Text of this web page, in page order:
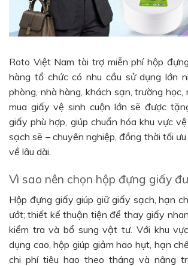
Roto Việt Nam tài trợ miễn phí hộp
hàng tổ chức có nhu cầu sử dụng lớn
phòng, nhà hàng, khách sạn, trường học,
mua giấy vệ sinh cuộn lớn sẽ được
giấy phù hợp, giúp chuẩn hóa khu vực
sạch sẽ – chuyên nghiệp, đồng thời tối
về lâu dài.
Vì sao nên chọn hộp đựng giấy
Hộp đựng giấy giúp giữ giấy sạch, hạn
ướt; thiết kế thuận tiện để thay giấy
kiểm tra và bổ sung vật tư. Với khu
dụng cao, hộp giúp giảm hao hụt, hạn
chi phí tiêu hao theo tháng và nâng